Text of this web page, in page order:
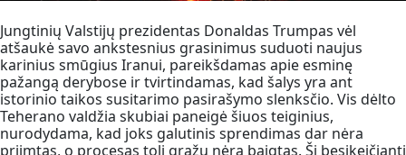
Jungtinių Valstijų prezidentas Donaldas Trumpas vėl
atšaukė savo ankstesnius grasinimus suduoti naujus
karinius smūgius Iranui, pareikšdamas apie esminę
pažangą derybose ir tvirtindamas, kad šalys yra ant
istorinio taikos susitarimo pasirašymo slenksčio. Vis dėlto
Teherano valdžia skubiai paneigė šiuos teiginius,
nurodydama, kad joks galutinis sprendimas dar nėra
priimtas, o procesas toli gražu nėra baigtas. Ši besikeičianti